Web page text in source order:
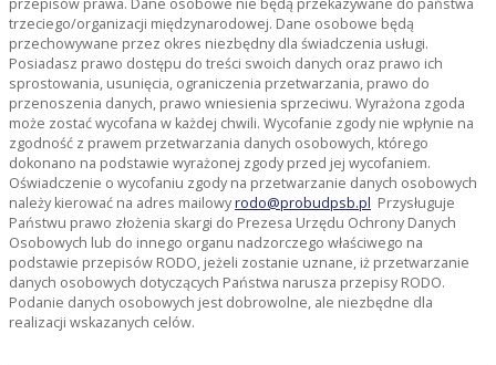
trzeciego/organizacji międzynarodowej. Dane osobowe będą
przechowywane przez okres niezbędny dla świadczenia usługi.
Posiadasz prawo dostępu do treści swoich danych oraz prawo ich
sprostowania, usunięcia, ograniczenia przetwarzania, prawo do
przenoszenia danych, prawo wniesienia sprzeciwu. Wyrażona zgoda
może zostać wycofana w każdej chwili. Wycofanie zgody nie wpłynie na
zgodność z prawem przetwarzania danych osobowych, którego
dokonano na podstawie wyrażonej zgody przed jej wycofaniem.
Oświadczenie o wycofaniu zgody na przetwarzanie danych osobowych
należy kierować na adres mailowyrodo@probudpsb.pl Przysługuje
Państwu prawo złożenia skargi do Prezesa Urzędu Ochrony Danych
Osobowych lub do innego organu nadzorczego właściwego na
podstawie przepisów RODO, jeżeli zostanie uznane, iż przetwarzanie
danych osobowych dotyczących Państwa narusza przepisy RODO.
Podanie danych osobowych jest dobrowolne, ale niezbędne dla
realizacji wskazanych celów.